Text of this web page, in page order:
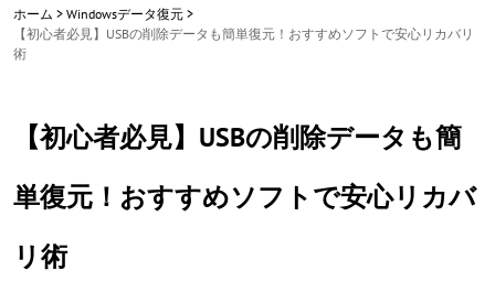
ホーム > Windowsデータ復元 >
【初心者必見】USBの削除データも簡単復元！おすすめソフトで安心リカバリ
術
【初心者必見】USBの削除データも簡
単復元！おすすめソフトで安心リカバ
リ術